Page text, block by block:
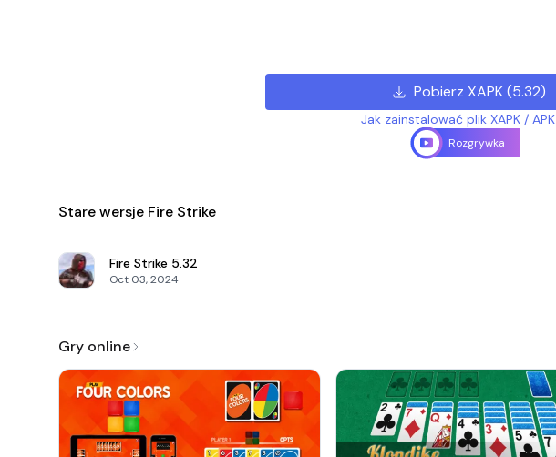
Pobierz XAPK(5.32)
Jak zainstalować plik XAPK / APK
Rozgrywka
Stare wersje Fire Strike
Fire Strike 5.32
Oct 03, 2024
Gry online